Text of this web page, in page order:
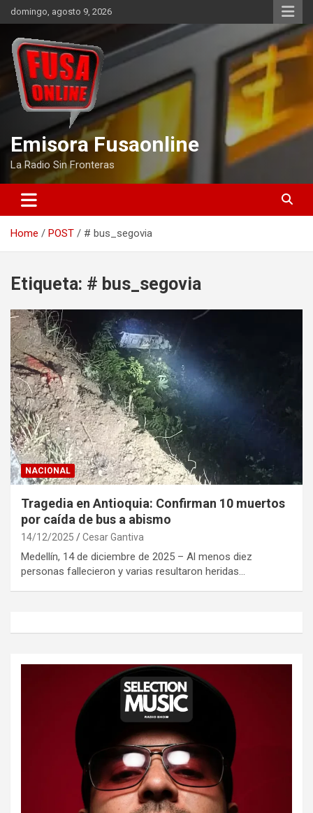
Skip
to
content
domingo, agosto 9, 2026
Emisora Fusaonline
La Radio Sin Fronteras
Home POST # bus_segovia
Etiqueta: # bus_segovia
NACIONAL
Tragedia en Antioquia: Confirman 10 muertos
por caída de bus a abismo
14/12/2025 Cesar Gantiva
Medellín, 14 de diciembre de 2025 – Al menos diez
personas fallecieron y varias resultaron heridas…